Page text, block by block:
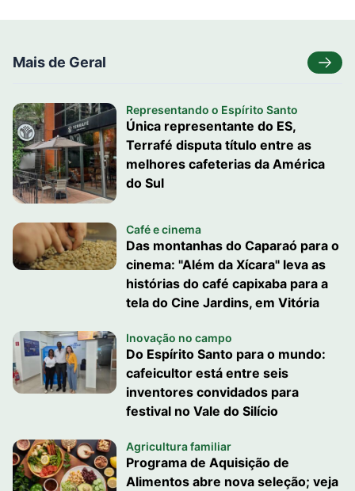
Mais de Geral
Representando o Espírito Santo
Única representante do ES,
Terrafé disputa título entre as
melhores cafeterias da América
do Sul
Café e cinema
Das montanhas do Caparaó para o
cinema: "Além da Xícara" leva as
histórias do café capixaba para a
tela do Cine Jardins, em Vitória
Inovação no campo
Do Espírito Santo para o mundo:
cafeicultor está entre seis
inventores convidados para
festival no Vale do Silício
Agricultura familiar
Programa de Aquisição de
Alimentos abre nova seleção; veja